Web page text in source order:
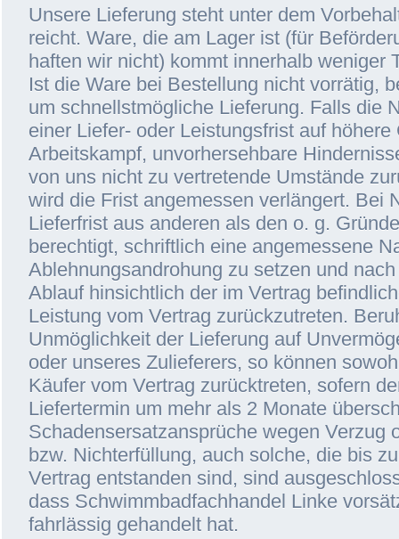
Unsere Lieferung steht unter dem
reicht. Ware, die am Lager ist (für
haften wir nicht) kommt innerhalb weniger
Ist die Ware bei Bestellung nicht vorrätig,
um schnellstmögliche Lieferung. Falls die
einer Liefer- oder Leistungsfrist auf höhere
Arbeitskampf, unvorhersehbare
von uns nicht zu vertretende Umstände
wird die Frist angemessen verlängert. Bei
Lieferfrist aus anderen als den o. g.
berechtigt, schriftlich eine angemessene
Ablehnungsandrohung zu setzen und
Ablauf hinsichtlich der im Vertrag
Leistung vom Vertrag zurückzutreten.
Unmöglichkeit der Lieferung auf
oder unseres Zulieferers, so können
Käufer vom Vertrag zurücktreten, sofern
Liefertermin um mehr als 2 Monate
Schadensersatzansprüche wegen Verzug
bzw. Nichterfüllung, auch solche, die bis
Vertrag entstanden sind, sind
dass Schwimmbadfachhandel Linke
fahrlässig gehandelt hat.